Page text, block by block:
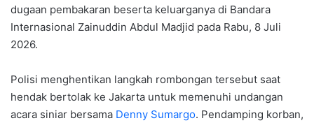
dugaan pembakaran beserta keluarganya di Bandara
Internasional Zainuddin Abdul Madjid pada Rabu, 8 Juli
2026.
Polisi menghentikan langkah rombongan tersebut saat
hendak bertolak ke Jakarta untuk memenuhi undangan
acara siniar bersama Denny Sumargo. Pendamping korban,